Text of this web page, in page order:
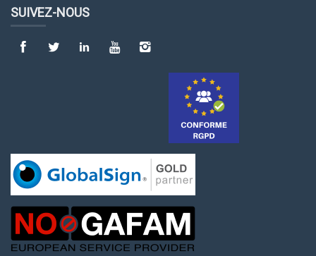
SUIVEZ-NOUS